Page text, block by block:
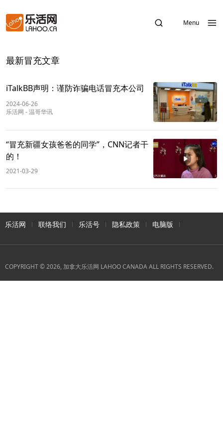
Menu
最新冒充文章
iTalkBB声明：谨防诈骗电话冒充本公司
2024-06-26
乐活网 -温哥华讯
“冒充新疆女孩爸爸的同学”，CNN记者干
的！
2021-03-29
乐活网 联络我们 乐活号 隐私政策 电脑版
COPYRIGHT © 2026, 加拿大乐活网 LAHOO CANADA ALL RIGHTS RESERVED.